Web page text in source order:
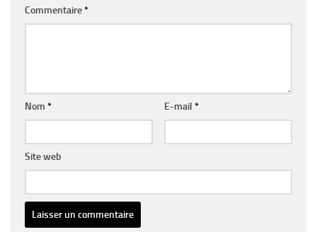
Commentaire*
Nom * E-mail *
Site web